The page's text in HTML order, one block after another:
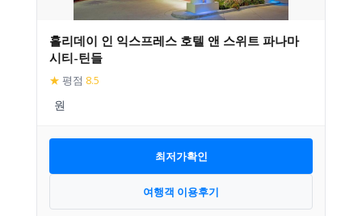
홀리데이 인 익스프레스 호텔 앤 스위트 파나마
시티-틴들
★ 평점 8.5
최저가확인
여행객 이용후기